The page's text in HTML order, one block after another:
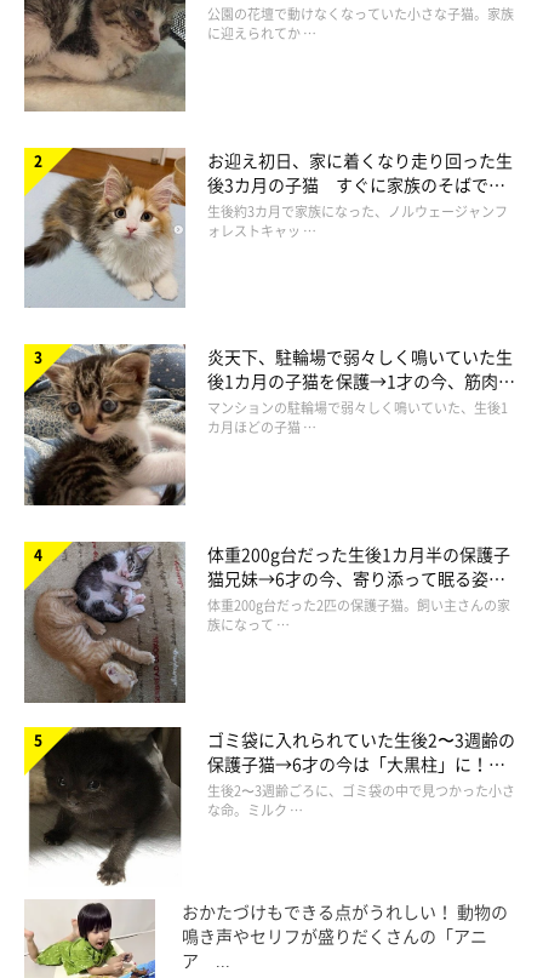
先住猫のれいくん（写真奥／取材時16才）から「指導を受けている」子猫
時代のしいちゃん（写真手前）
@iES0XJTMxftIusG
飼い主さん：
しに近づいたれいに一発ビンタ。れいの驚いた顔が忘れられませ
ん」
お迎えから約2年が経過し、しいちゃんはどのように成長したの
でしょうか。
すっかり“お姉さん”になったしいちゃん
と“姉妹”のような関係に
公園の花壇で動けなくなっていた小さな子猫。家族
に迎えられてか …
お迎え初日、家に着くなり走り回った生
後3カ月の子猫 すぐに家族のそばで落
ち着く姿に「迎えてよかった」
生後約3カ月で家族になった、ノルウェージャンフ
ォレストキャッ …
炎天下、駐輪場で弱々しく鳴いていた生
後1カ月の子猫を保護→1才の今、筋肉質
でツンデレなコに成長
マンションの駐輪場で弱々しく鳴いていた、生後1
カ月ほどの子猫 …
体重200g台だった生後1カ月半の保護子
猫兄妹→6才の今、寄り添って眠る姿に
ほっこり！
体重200g台だった2匹の保護子猫。飼い主さんの家
族になって …
ゴミ袋に入れられていた生後2〜3週齢の
保護子猫→6才の今は「大黒柱」に！
美しい黒猫に成長した姿にグッとくる
生後2〜3週齢ごろに、ゴミ袋の中で見つかった小さ
な命。ミルク …
おかたづけもできる点がうれしい！ 動物の
鳴き声やセリフが盛りだくさんの「アニ
ア ...